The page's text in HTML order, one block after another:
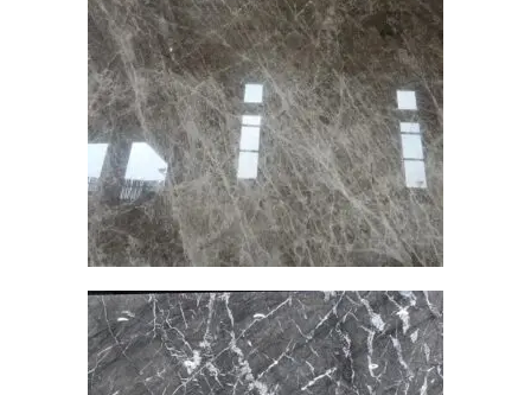
咖啡網石
大理石
查看內容